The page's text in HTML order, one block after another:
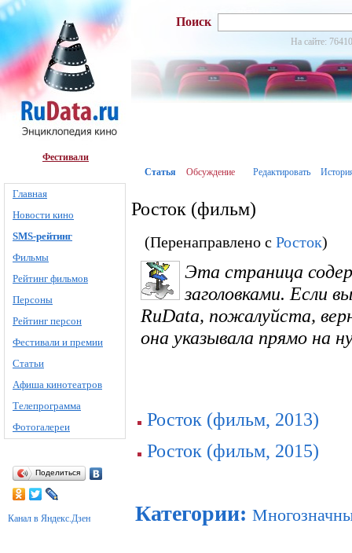
Фестивали
Главная
Новости кино
SMS-рейтинг
Фильмы
Рейтинг фильмов
Персоны
Рейтинг персон
Фестивали и премии
Статьи
Афиша кинотеатров
Телепрограмма
Фотогалереи
Поделиться
Канал в Яндекс.Дзен
Поиск
На сайте:
Статья Обсуждение Редактировать
Росток (фильм)
(Перенаправлено с Росток)
Эта страница
заголовками. Если
RuData, пожалуйста,
она указывала прямо на
Росток (фильм, 2013)
Росток (фильм, 2015)
Категории: